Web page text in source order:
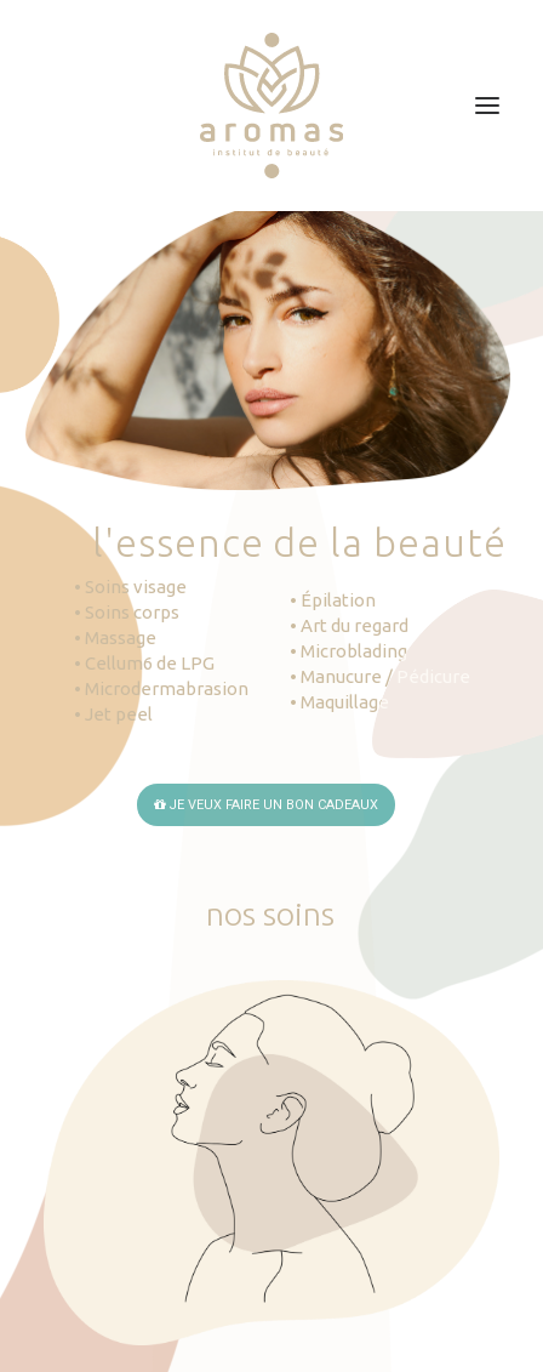
Soins
Je veux faire un bon cadeau
Plan d’accès
Prendre RDV
l'essence de la beauté
• Soins visage
• Soins corps
• Massage
• Cellum6 de LPG
• Microdermabrasion
• Jet peel
• Épilation
• Art du regard
• Microblading
• Manucure / Pédicure
• Maquillage
JE VEUX FAIRE UN BON CADEAUX
nos soins